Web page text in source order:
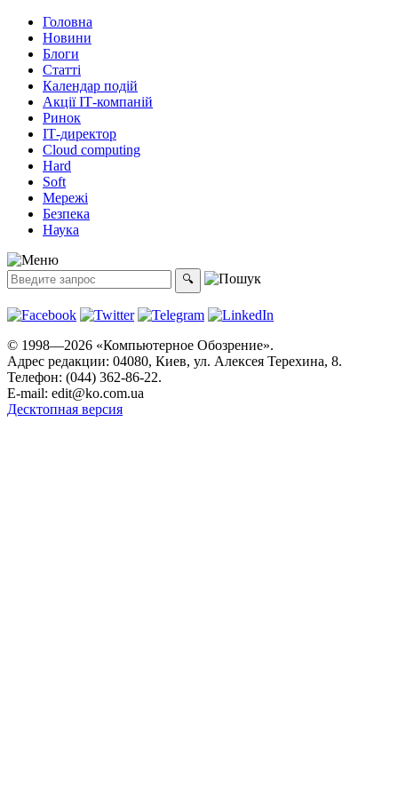
Головна
Новини
Блоги
Статті
Календар подій
Акції ІТ-компаній
Ринок
ІТ-директор
Cloud computing
Hard
Soft
Мережі
Безпека
Наука
© 1998—2026 «Компьютерное Обозрение».
Адрес редакции: 04080, Киев, ул. Алексея Терехина, 8.
Телефон: (044) 362-86-22.
E-mail: edit@ko.com.ua
Десктопная версия